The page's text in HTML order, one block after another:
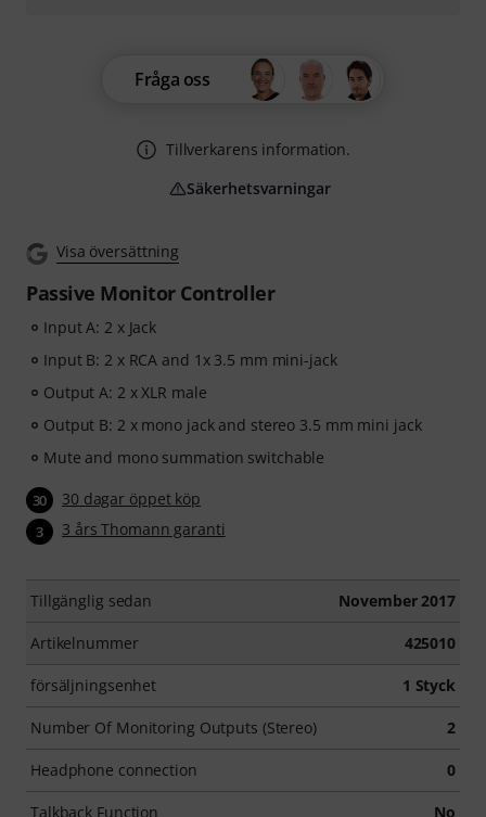
Visa översättning
Passive Monitor Controller
Input A: 2 x Jack
Input B: 2 x RCA and 1x 3.5 mm mini-jack
Output A: 2 x XLR male
Output B: 2 x mono jack and stereo 3.5 mm mini jack
Mute and mono summation switchable
30 30 dagar öppet köp
3 3 års Thomann garanti
Tillgänglig sedan November 2017
Artikelnummer 425010
försäljningsenhet 1 Styck
Number Of Monitoring Outputs (Stereo) 2
Headphone connection 0
Talkback Function No
Fråga oss
Tillverkarens information.
Säkerhetsvarningar